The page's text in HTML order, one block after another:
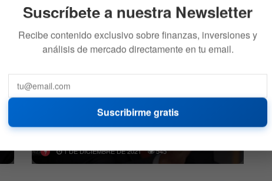
Ray Dalio: «El efectivo no es una inversión
segura por la inflación»
1 DE DICIEMBRE DE 2021 545
Suscríbete a nuestra Newsletter
Recibe contenido exclusivo sobre finanzas, inversiones y
análisis de mercado directamente en tu email.
Suscribirme gratis